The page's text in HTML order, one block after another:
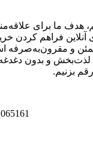
، هدف ما برای
آنلاین فراهم کردن
و مقرون‌به‌صرفه
لذت‌بخش و بدون دغدغه
بزنیم.